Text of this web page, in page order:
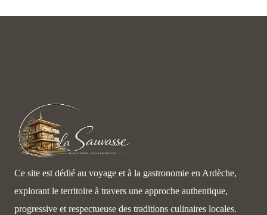
Ce site est dédié au voyage et à la gastronomie en Ardèche,
explorant le territoire à travers une approche authentique,
progressive et respectueuse des traditions culinaires locales.